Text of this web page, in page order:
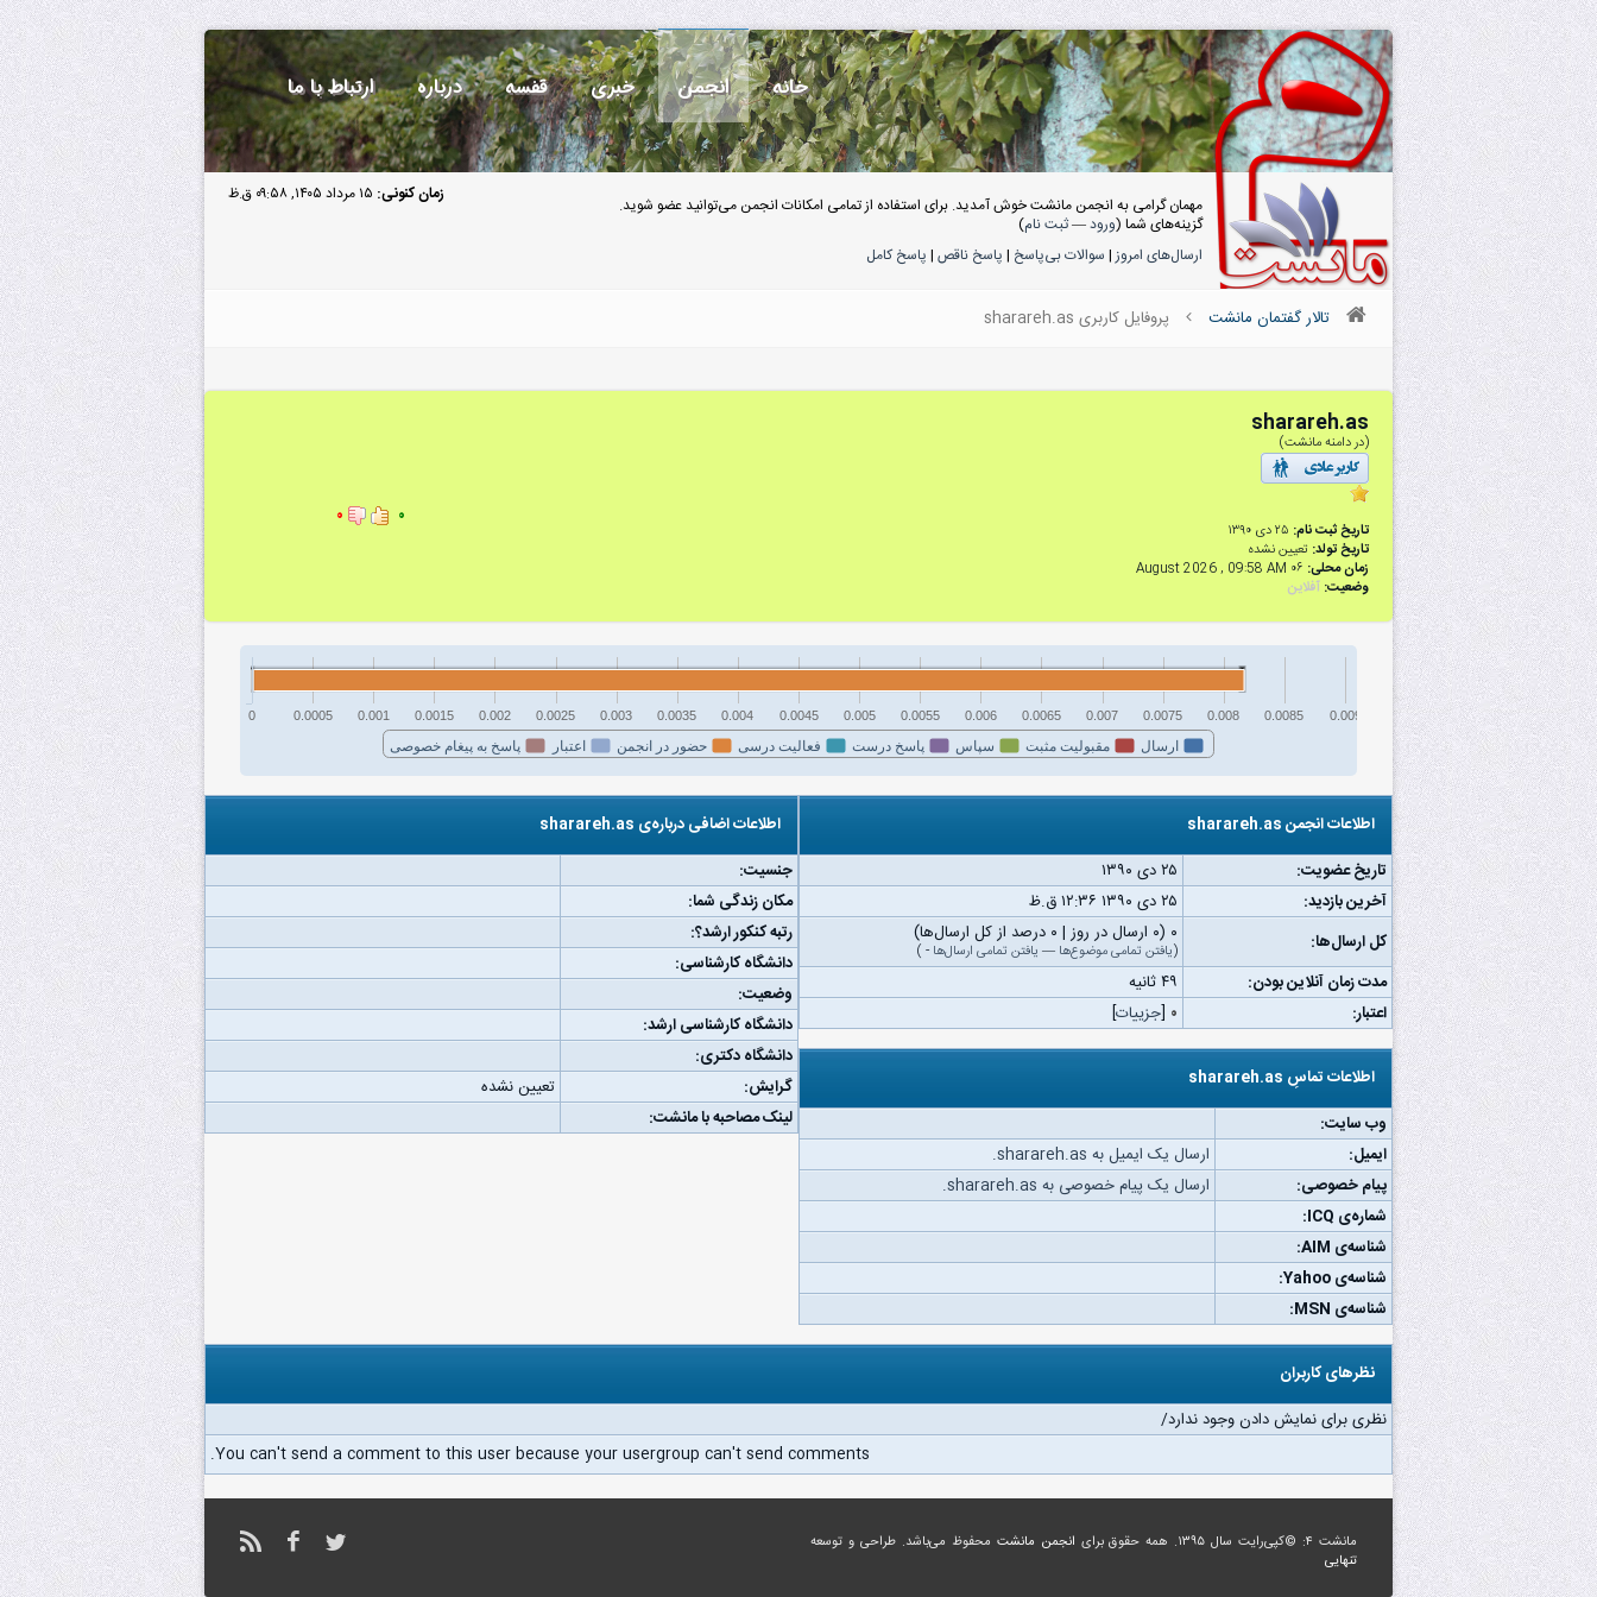
خانه انجمن خبری قفسه درباره ارتباط با ما
زمان کنونی: ۱۵ مرداد ۱۴۰۵, ۰۹:۵۸ ق.ظ
مهمان گرامی به انجمن مانشت خوش آمدید. برای استفاده از تمامی امکانات انجمن می‌توانید عضو شوید.
گزینه‌های شما (ورود—ثبت نام)
ارسال‌های امروز| سوالات بی‌پاسخ | پاسخ ناقص | پاسخ کامل
تالار گفتمان مانشت پروفایل کاربری sharareh.as
sharareh.as
(در دامنه مانشت)
تاریخ ثبت نام: ۲۵ دى ۱۳۹۰
تاریخ تولد: تعیین نشده
زمان محلی: ۰۶ August 2026 , 09:58 AM
وضعیت: آفلاین
۰ ۰
ارسال مقبولیت مثبت سپاس پاسخ درست فعالیت درسی حضور در انجمن اعتبار پاسخ به پیغام خصوصی
0 0.0005 0.001 0.0015 0.002 0.0025 0.003 0.0035 0.004 0.0045 0.005 0.0055 0.006 0.0065 0.007 0.0075 0.008 0.0085 0.009
اطلاعات انجمن sharareh.as
تاریخ عضویت:
۲۵ دى ۱۳۹۰
آخرین بازدید:
۲۵ دى ۱۳۹۰ ۱۲:۳۶ ق.ظ
کل ارسال‌ها:
۰ (۰ ارسال در روز | ۰ درصد از کل ارسال‌ها)
(یافتن تمامی موضوع‌ها — یافتن تمامی ارسال‌ها -
)
مدت زمان آنلاین بودن:
۴۹ ثانیه
اعتبار:
۰ [جزییات]
اطلاعات تماسِ sharareh.as
وب‌ سایت:
ایمیل:
ارسال یک ایمیل به sharareh.as.
پیام خصوصی:
ارسال یک پیام خصوصی به sharareh.as.
شماره‌ی ICQ:
شناسه‌ی AIM:
شناسه‌ی Yahoo:
شناسه‌ی MSN:
اطلاعات اضافی درباره‌ی sharareh.as
جنسیت:
مکان زندگی شما:
رتبه کنکور ارشد؟:
دانشگاه کارشناسی:
وضعیت:
دانشگاه کارشناسی ارشد:
دانشگاه دکتری:
گرایش:
تعیین نشده
لینک مصاحبه با مانشت:
نظرهای کاربران
نظری برای نمایش دادن وجود ندارد/
You can't send a comment to this user because your usergroup can't send comments.
مانشت ۴: ©کپی‌رایت سال ۱۳۹۵. همه حقوق برای انجمن مانشت محفوظ می‌باشد. طراحی و توسعه
تنهایی